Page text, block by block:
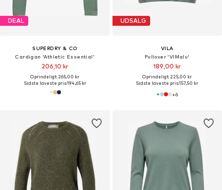
DEAL
SUPERDRY & CO
Cardigan 'Athletic Essential'
206,10 kr
Oprindeligt: 265,00 kr
Sidste laveste pris:194,65 kr
UDSALG
VILA
Pullover 'VIMalu'
189,00 kr
Oprindeligt: 225,00 kr
Sidste laveste pris:157,50 kr
+6